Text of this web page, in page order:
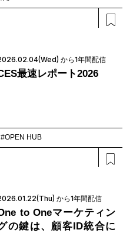
から1年間配信
最速レポート2026
#OPEN HUB
から1年間配信
to Oneマーケティン
の鍵は、顧客ID統合に